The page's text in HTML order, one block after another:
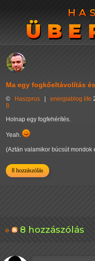
Ma egy fogkőeltávolítás
© Haszprus energiablog life
8
Holnap egy fogfehérítés.
Yeah.
(Aztán valamikor búcsút
8 hozzászólás
8 hozzászólás